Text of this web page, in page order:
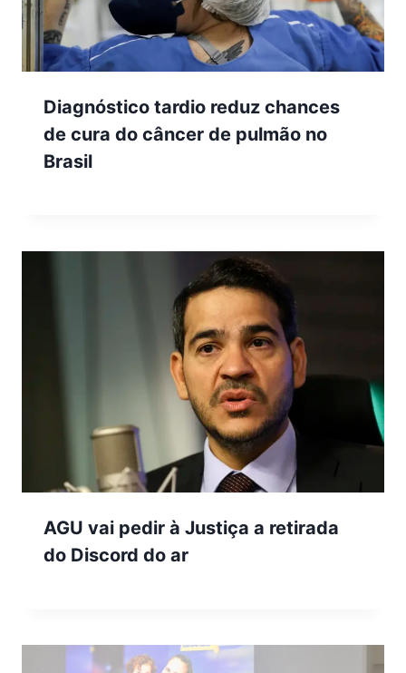
Diagnóstico tardio reduz chances
de cura do câncer de pulmão no
Brasil
AGU vai pedir à Justiça a retirada
do Discord do ar